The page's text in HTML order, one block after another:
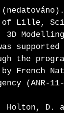
Lille,
3D
supported
the
French
(ANR-
D.